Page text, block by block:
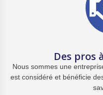
Des pros
Nous sommes une
est considéré et bénéficie